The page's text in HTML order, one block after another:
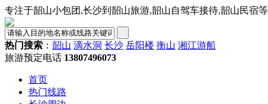
专注于韶山小包团,长沙到韶山旅游,韶山自驾车接待,韶山民宿等
热门搜索 ： 韶山 滴水洞 长沙 岳阳楼 衡山 湘江游船
旅游预定电话 13807496073
首页
热门线路